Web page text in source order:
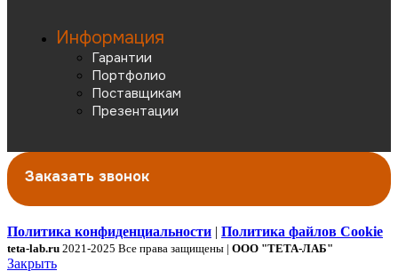
Информация
Гарантии
Портфолио
Поставщикам
Презентации
Заказать звонок
Политика конфиденциальности | Политика файлов Cookie
teta-lab.ru 2021-2025 Все права защищены | ООО "ТЕТА-ЛАБ"
Закрыть